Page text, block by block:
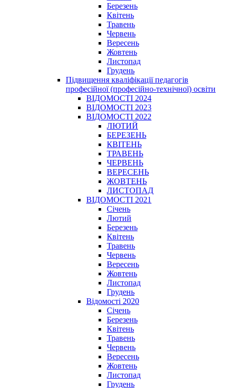
Березень
Квітень
Травень
Червень
Вересень
Жовтень
Листопад
Грудень
Підвищення кваліфікації педагогів
професійної (професійно-технічної) освіти
ВІДОМОСТІ 2024
ВІДОМОСТІ 2023
ВІДОМОСТІ 2022
ЛЮТИЙ
БЕРЕЗЕНЬ
КВІТЕНЬ
ТРАВЕНЬ
ЧЕРВЕНЬ
ВЕРЕСЕНЬ
ЖОВТЕНЬ
ЛИСТОПАД
ВІДОМОСТІ 2021
Січень
Лютий
Березень
Квітень
Травень
Червень
Вересень
Жовтень
Листопад
Грудень
Відомості 2020
Січень
Березень
Квітень
Травень
Червень
Вересень
Жовтень
Листопад
Грудень